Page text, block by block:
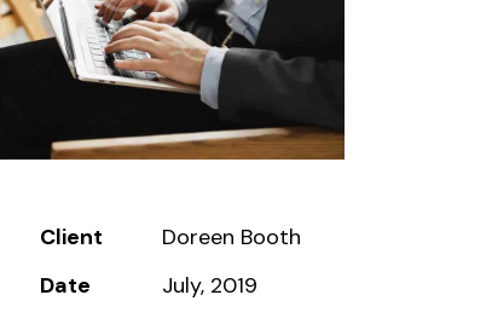
Client
Doreen Booth
Date
July, 2019